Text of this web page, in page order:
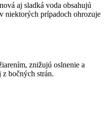
aj sladká voda obsahujú
niektorých prípadoch ohrozuje
znižujú oslnenie a
bočných strán.